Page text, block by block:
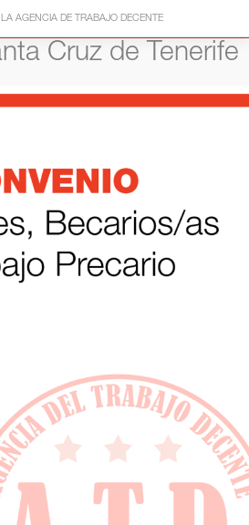
LA AGENCIA DE TRABAJO DECENTE
Cruz de Tenerife